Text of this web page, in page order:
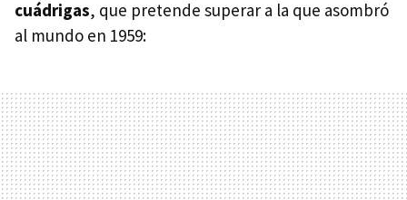
cuádrigas, que pretende superar a la que asombró
al mundo en 1959: